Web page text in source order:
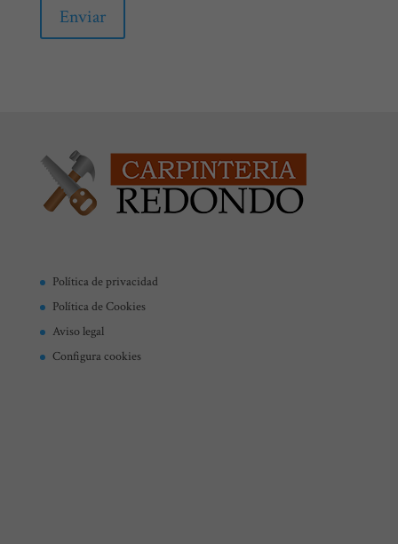
Política de privacidad
Política de Cookies
Aviso legal
Configura cookies